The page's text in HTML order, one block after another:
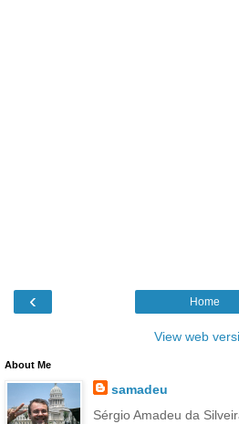
‹ Home
View web
About Me
samadeu
Sérgio Amadeu da